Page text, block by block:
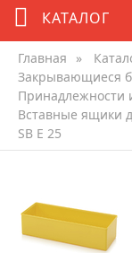
КАТАЛОГ
Главная »
Закрывающиеся
Принадлежности
Вставные ящики
SB E 25